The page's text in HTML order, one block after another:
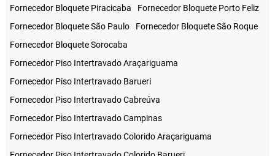
Fornecedor Bloquete Piracicaba
Fornecedor Bloquete Porto Feliz
Fornecedor Bloquete São Paulo
Fornecedor Bloquete São Roque
Fornecedor Bloquete Sorocaba
Fornecedor Piso Intertravado Araçariguama
Fornecedor Piso Intertravado Barueri
Fornecedor Piso Intertravado Cabreúva
Fornecedor Piso Intertravado Campinas
Fornecedor Piso Intertravado Colorido Araçariguama